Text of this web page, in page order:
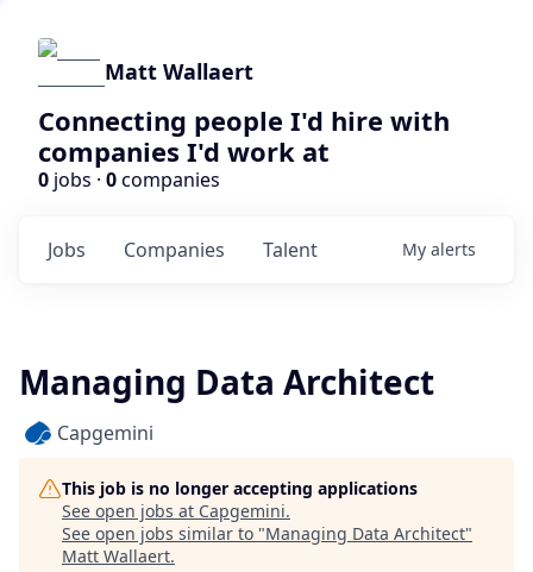
Matt Wallaert
Connecting people I'd hire with
companies I'd work at
0 jobs · 0companies
Jobs Companies Talent My alerts
Managing Data Architect
Capgemini
This job is no longer accepting applications
See open jobs at Capgemini.
See open jobs similar to "Managing Data Architect"
Matt Wallaert.